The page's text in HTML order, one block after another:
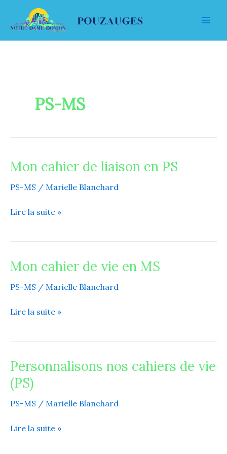
contenu
PS-MS
Mon cahier de liaison en PS
PS-MS / Marielle Blanchard
Mon
de
en
Lire la suite »
Mon cahier de vie en MS
PS-MS / Marielle Blanchard
Mon
de
en
Lire la suite »
Personnalisons nos cahiers de vie
(PS)
PS-MS / Marielle Blanchard
Personnalisons
nos
cahiers
de
(PS)
Lire la suite »